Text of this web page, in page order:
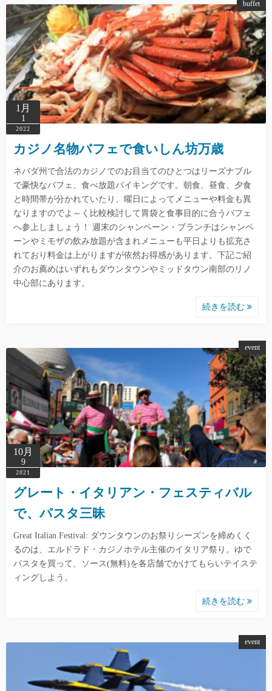
buffet
1月
1
2022
カジノ名物バフェで食いしん坊万歳
ネバダ州で合法のカジノでのお目当てのひとつはリーズナブル
で豪快なバフェ、食べ放題バイキングです。朝食、昼食、夕食
と時間帯が分かれていたり、曜日によってメニューや料金も異
なりますのでよ～く比較検討して胃袋と食事目的に合うバフェ
へ参上しましょう！ 週末のシャンペーン・ブランチはシャンペ
ーンやミモザの飲み放題が含まれメニューも平日よりも拡充さ
れており料金は上がりますが依然お得感があります。下記ご紹
介のお薦めはいずれもダウンタウンやミッドタウン南部のリノ
中心部にあります。
続きを読む
event
10月
9
2021
グレート・イタリアン・フェスティバル
で、パスタ三昧
Great Italian Festival: ダウンタウンのお祭りシーズンを締めくく
るのは、エルドラド・カジノホテル主催のイタリア祭り。ゆで
パスタを買って、ソース(無料)を各店舗でかけてもらいテイステ
ィングしよう。
続きを読む
event